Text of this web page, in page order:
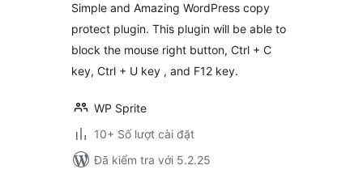
Simple and Amazing WordPress copy
protect plugin. This plugin will be able to
block the mouse right button, Ctrl + C
key, Ctrl + U key , and F12 key.
WP Sprite
10+ Số lượt cài đặt
Đã kiểm tra với 5.2.25